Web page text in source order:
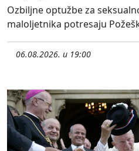
Ozbiljne optužbe za
maloljetnika potresaju
06.08.2026. u 19:00